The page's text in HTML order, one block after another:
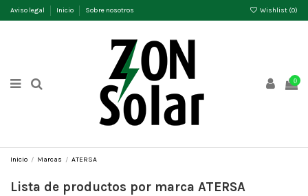
Aviso legal Inicio Sobre nosotros Wishlist (0)
0
Inicio Marcas ATERSA
Lista de productos por marca ATERSA